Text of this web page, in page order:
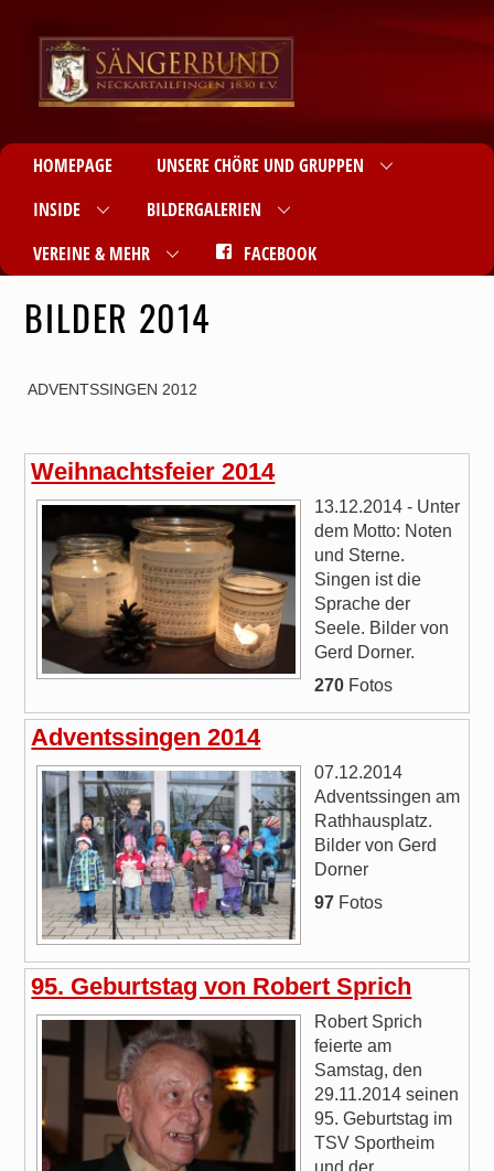
HOMEPAGE
UNSERE CHÖRE UND GRUPPEN
INSIDE
BILDERGALERIEN
VEREINE & MEHR
FACEBOOK
BILDER 2014
ADVENTSSINGEN 2012
Weihnachtsfeier 2014
13.12.2014 - Unter
dem Motto: Noten
und Sterne.
Singen ist die
Sprache der
Seele. Bilder von
Gerd Dorner.
270 Fotos
Adventssingen 2014
07.12.2014
Adventssingen am
Rathhausplatz.
Bilder von Gerd
Dorner
97 Fotos
95. Geburtstag von Robert Sprich
Robert Sprich
feierte am
Samstag, den
29.11.2014 seinen
95. Geburtstag im
TSV Sportheim